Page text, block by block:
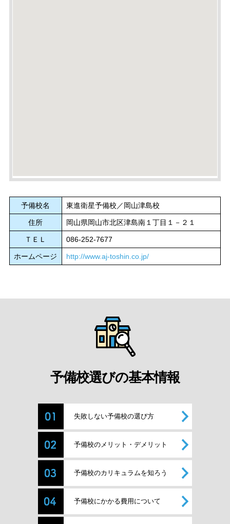
予備校名 東進衛星予備校／岡山津島校
住所 岡山県岡山市北区津島南１丁目１－２１
ＴＥＬ 086-252-7677
ホームページ http://www.aj-toshin.co.jp/
予備校選びの基本情報
失敗しない予備校の選び方
予備校のメリット・デメリット
予備校のカリキュラムを知ろう
予備校にかかる費用について